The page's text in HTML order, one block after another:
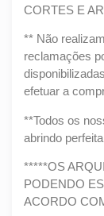
CORTES E
** Não
reclamações
efetuar a
**Todos os
abrindo
*****OS
PODENDO
ACORDO